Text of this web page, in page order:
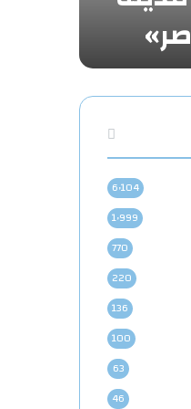
6٬104
1٬999
770
220
136
100
63
46